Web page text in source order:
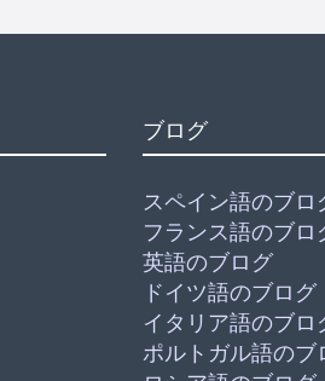
ブログ
スペイン語のブロ
フランス語のブロ
英語のブログ
ドイツ語のブログ
イタリア語のブロ
ポルトガル語のブ